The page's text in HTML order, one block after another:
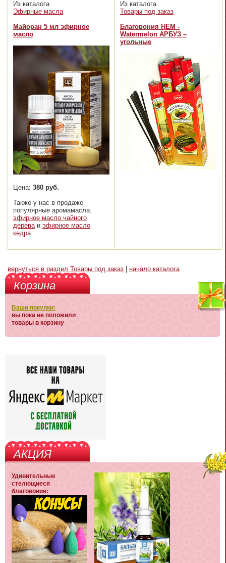
Из каталога
Эфирные масла
Майоран 5 мл эфирное
масло
Цена: 380 руб.
Также у нас в продаже
популярные аромамасла:
эфирное масло чайного
дерева и эфирное масло
кедра
Из каталога
Товары под заказ
Благовония HEM -
Watermelon АРБУЗ –
угольные
вернуться в раздел Товары под заказ начало каталога
Корзина
Ваши покупки:
вы пока не положили
товары в корзину
АКЦИЯ
Удивительные
стелющиеся
благовония: